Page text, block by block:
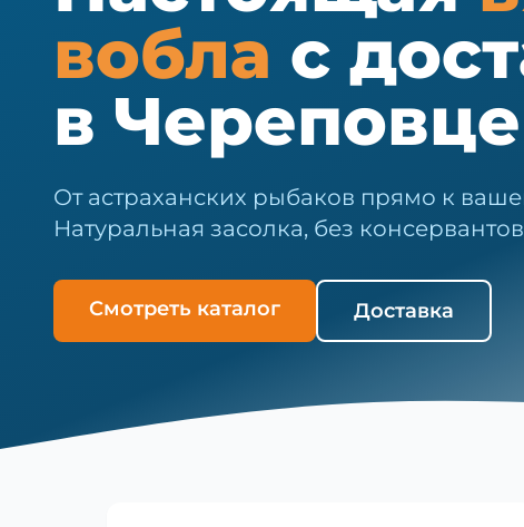
вобла с
в Череповце
От астраханских рыбаков прямо к
Натуральная засолка, без
Смотреть каталог Доставка